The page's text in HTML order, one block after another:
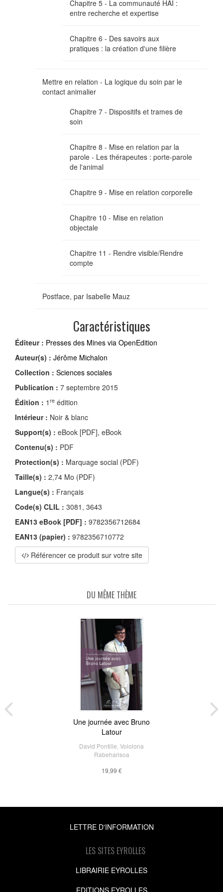
Chapitre 5 - La communauté HAI :
entre recherche et expertise
Chapitre 6 - Des savoirs aux
pratiques : la création d'une filière
Mettre en relation - La logique du soin par le
contact animalier
Chapitre 7 - Dispositifs et trames de
soin
Chapitre 8 - Mise en relation par la
parole - Les thérapeutes : porte-parole
de l'animal
Chapitre 9 - Mise en relation corporelle
Chapitre 10 - Mise en relation
objectale
Chapitre 11 - Rendre visible/Rendre
compte
Postface, par Isabelle Mauz
Caractéristiques
Éditeur : Presses des Mines via OpenEdition
Auteur(s) : Jérôme Michalon
Collection : Sciences sociales
Publication : 7 septembre 2015
Édition : 1 re édition
Intérieur : Noir & blanc
Support(s) : eBook [PDF], eBook
Contenu(s) : PDF
Protection(s) : Marquage social (PDF)
Taille(s) : 2,74 Mo (PDF)
Langue(s) : Français
Code(s) CLIL : 3081, 3643
EAN13 eBook [PDF] : 9782356712684
EAN13 (papier) : 9782356710772
Référencer ce produit sur votre site
DU MÊME THÈME
Une journée avec Bruno
Latour
David Pontille Vololona
Rabeharisoa
19,99 €
LETTRE D'INFORMATION
LES SITES EYROLLES
LIBRAIRIE EYROLLES
EDITIONS EYROLLES